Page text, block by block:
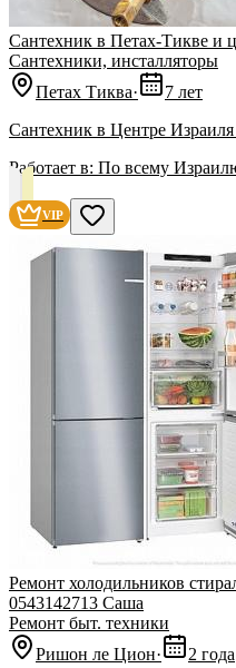
Сантехник в Петах-Тикве и
Сантехники, инсталляторы
Петах Тиква·
7 лет
Сантехник в Центре
Работает в: По всему
VIP
Ремонт холодильников
0543142713 Саша
Ремонт быт. техники
Ришон ле Цион· 2 года